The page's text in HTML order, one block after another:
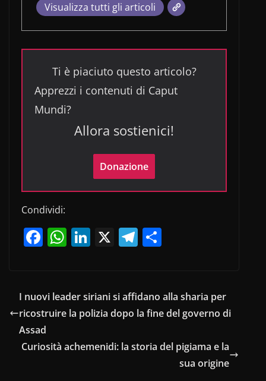
Visualizza tutti gli articoli
Ti è piaciuto questo articolo?
Apprezzi i contenuti di Caput
Mundi?
Allora sostienici!
Donazione
Condividi:
F
e
b
o
o
W
s
A
p
Li
e
dI
X T
gr
a
di
vi
I nuovi leader siriani si affidano alla sharia per
ricostruire la polizia dopo la fine del governo di
Assad
Curiosità achemenidi: la storia del pigiama e la
sua origine